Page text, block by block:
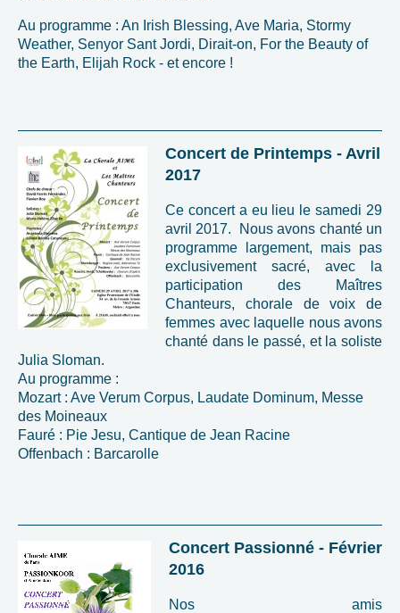
Au programme : An Irish Blessing, Ave Maria, Stormy
Weather, Senyor Sant Jordi, Dirait-on, For the Beauty of
the Earth, Elijah Rock - et encore !
Concert de Printemps - Avril
2017
Ce concert a eu lieu le samedi 29
avril 2017.
Nous avons chanté un
programme largement, mais pas
exclusivement sacré, avec la
participation des Maîtres
Chanteurs, chorale de voix de
femmes avec laquelle nous avons
chanté dans le passé, et la soliste
Julia Sloman.
Au programme :
Mozart : Ave Verum Corpus, Laudate Dominum, Messe
des Moineaux
Fauré : Pie Jesu, Cantique de Jean Racine
Offenbach : Barcarolle
Concert Passionné - Février
2016
Nos amis